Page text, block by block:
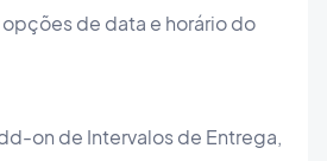
de data e horário do
on de Intervalos de Entrega,